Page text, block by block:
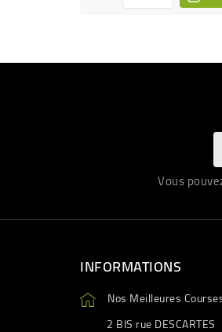
Vous
INFORMATIONS
Nos Meilleures
2 BIS rue DESCARTES